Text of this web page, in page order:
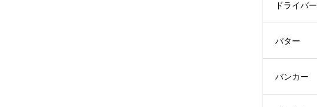
ドライバー
パター
バンカー